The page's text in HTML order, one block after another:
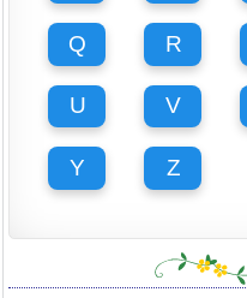
Q R
U V
Y Z